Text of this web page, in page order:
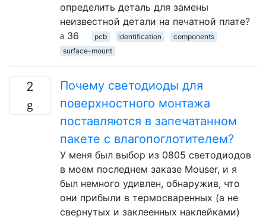
определить деталь для замены
неизвестной детали на печатной плате?
36
pcb identification
components
surface-mount
2
Почему светодиоды для
поверхностного монтажа
поставляются в запечатанном
пакете с влагопоглотителем?
У меня был выбор из 0805 светодиодов
в моем последнем заказе Mouser, и я
был немного удивлен, обнаружив, что
они прибыли в термосваренных (а не
свернутых и заклеенных наклейками)